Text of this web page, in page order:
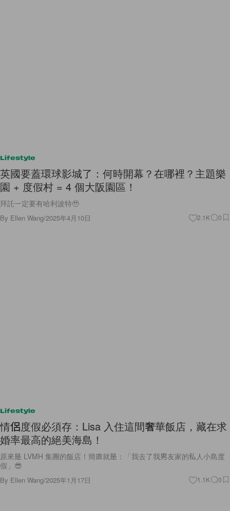
Lifestyle
英國要蓋環球影城了：何時開幕？在哪裡？主題樂
園 + 度假村 = 4 個大阪園區！
拜託一定要有哈利波特🥹
By Ellen Wang/2025年4月10日 2.1K 0
Lifestyle
情侶度假必須存：Lisa 入住這間奢華飯店，藏在求
婚率最高的絕美海島！
原來是 LVMH 集團的飯店！簡直就是：「我去了我男友家的私人小島度
假」😎
By Ellen Wang/2025年1月17日 1.1K 0